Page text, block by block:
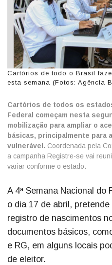
Cartórios de todo o Brasil
esta semana (Fotos: Agência
Cartórios de todos os
Federal começam nesta
mobilização para ampliar o
básicas, principalmente para
vulnerável. Coordenada pela
a campanha Registre-se vai
variar conforme o estado.
A 4ª Semana Nacional do
o dia 17 de abril,
registro de nascimentos
documentos básicos,
e RG, em alguns locais
de eleitor.